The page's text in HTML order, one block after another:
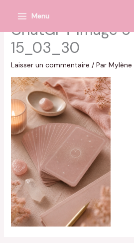
contenu
Menu
Menu
ChatGPT Image
15_03_30
Laisser un commentaire / Par Mylène